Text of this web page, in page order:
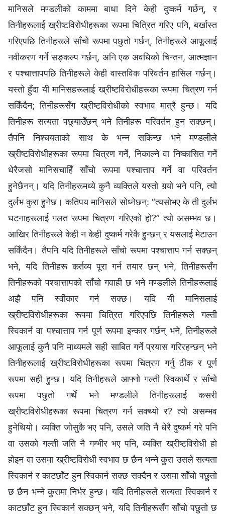
मानिसले मण्डलीको काममा बाधा दिने केही दुष्कर्म गर्छन्, र
तिनीहरूलाई ख्रीष्टविरोधीहरूका रूपमा चित्रित गरिए पनि, बर्खास्त
गरिएपछि तिनीहरूले साँचो रूपमा पछुतो गर्छन्, तिनीहरूले आफूलाई
नवीकरण गर्ने सङ्कल्प गर्छन्, अनि एक अवधिको चिन्तन, आत्मज्ञान
र पश्‍चात्तापपछि तिनीहरूले केही वास्तविक परिवर्तन हासिल गर्छन्।
यस्तो हुँदा यी मानिसहरूलाई ख्रीष्टविरोधीहरूका रूपमा चित्रण गर्न
सकिँदैन; तिनीहरूसँग ख्रीष्टविरोधीको स्वभाव मात्रै हुन्छ। यदि
तिनीहरू सत्यता पछ्याउँछन् भने तिनीहरू परिवर्तन हुन सक्छन्।
तैपनि निश्‍चयताको साथ के भन्‍न सकिन्छ भने मण्डलीले
ख्रीष्टविरोधीहरूका रूपमा चित्रण गर्ने, निकाल्ने वा निष्कासित गर्ने
धेरैजसो मानिसचाहिँ साँचो रूपमा पश्‍चात्ताप गर्ने वा परिवर्तन
हुनेछैनन्। यदि तिनीहरूमध्ये कुनै व्यक्तिले यस्तो गर्‍यो भने पनि, त्यो
दुर्लभ कुरा हुनेछ। कतिपय मानिसले सोध्नेछन्: “त्यसोभए के ती दुर्लभ
घटनाहरूलाई गलत रूपमा चित्रण गरिएको हो?” त्यो असम्भव छ।
आखिर तिनीहरूले केही न केही दुष्कर्म गरेकै हुन्छन् र यसलाई मेटाउन
सकिँदैन। तैपनि यदि तिनीहरूले साँचो रूपमा पश्‍चात्ताप गर्न सक्छन्
भने, यदि तिनीहरू कर्तव्य पूरा गर्न तयार छन् भने, तिनीहरूसँग
तिनीहरूको पश्‍चात्तापको साँचो गवाही छ भने मण्डलीले तिनीहरूलाई
अझै पनि स्वीकार गर्न सक्छ। यदि यी मानिसलाई
ख्रीष्टविरोधीहरूका रूपमा चित्रित गरिएपछि तिनीहरूले गल्ती
स्विकार्न वा पश्‍चात्ताप गर्न पूर्ण रूपमा इन्कार गर्छन् भने, तिनीहरूले
आफूलाई कुनै पनि माध्यमले सही साबित गर्ने प्रयास गरिरहन्छन् भने
तिनीहरूलाई ख्रीष्टविरोधीहरूका रूपमा चित्रण गर्नु ठीक र पूर्ण
रूपमा सही हुन्छ। यदि तिनीहरूले आफ्नो गल्ती स्विकार्थे र साँचो
रूपमा पछुतो गर्थे भने मण्डलीले तिनीहरूलाई कसरी
ख्रीष्टविरोधीहरूका रूपमा चित्रण गर्न सक्थ्यो र? त्यो असम्भव
हुनेथियो। व्यक्ति जोसुकै भए पनि, उसले जति नै धेरै दुष्कर्म गरे पनि
वा उसको गल्ती जति नै गम्भीर भए पनि, व्यक्ति ख्रीष्टविरोधी हो
होइन वा उसमा ख्रीष्टविरोधी स्वभाव छ छैन भन्‍ने कुरा उसले सत्यता
स्विकार्न र काटछाँट हुन स्विकार्न सक्छ सक्दैन र उसमा साँचो पछुतो
छ छैन भन्‍ने कुरामा निर्भर हुन्छ। यदि तिनीहरूले सत्यता स्विकार्न र
काटछाँट हुन स्विकार्न सक्छन् भने, यदि तिनीहरूसँग साँचो पछुतो छ